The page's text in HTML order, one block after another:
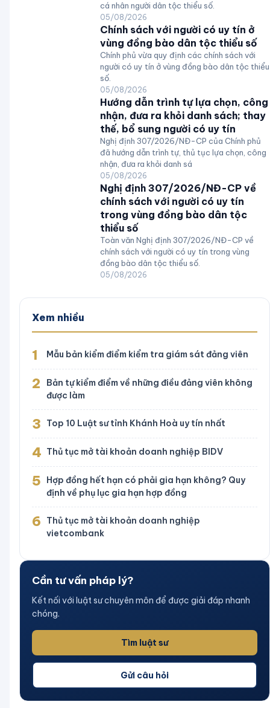
cá nhân người dân tộc thiểu số.
05/08/2026
Chính sách với người có uy tín ở
vùng đồng bào dân tộc thiểu số
Chính phủ vừa quy định các chính sách với
người có uy tín ở vùng đồng bào dân tộc thiểu
số.
05/08/2026
Hướng dẫn trình tự lựa chọn, công
nhận, đưa ra khỏi danh sách; thay
thế, bổ sung người có uy tín
Nghị định 307/2026/NĐ-CP của Chính phủ
đã hướng dẫn trình tự, thủ tục lựa chọn, công
nhận, đưa ra khỏi danh sá
05/08/2026
Nghị định 307/2026/NĐ-CP về
chính sách với người có uy tín
trong vùng đồng bào dân tộc
thiểu số
Toàn văn Nghị định 307/2026/NĐ-CP về
chính sách với người có uy tín trong vùng
đồng bào dân tộc thiểu số.
05/08/2026
Xem nhiều
1 Mẫu bản kiểm điểm kiểm tra giám sát đảng viên
2
Bản tự kiểm điểm về những điều đảng viên không
được làm
3 Top 10 Luật sư tỉnh Khánh Hoà uy tín nhất
4 Thủ tục mở tài khoản doanh nghiệp BIDV
5
Hợp đồng hết hạn có phải gia hạn không? Quy
định về phụ lục gia hạn hợp đồng
6
Thủ tục mở tài khoản doanh nghiệp
vietcombank
Cần tư vấn pháp lý?
Kết nối với luật sư chuyên môn để được giải đáp nhanh
chóng.
Tìm luật sư
Gửi câu hỏi